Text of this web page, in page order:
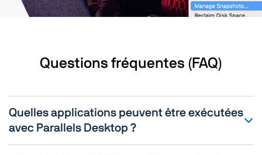
Questions fréquentes (FAQ)
Quelles applications peuvent être exécutées
avec Parallels Desktop ?